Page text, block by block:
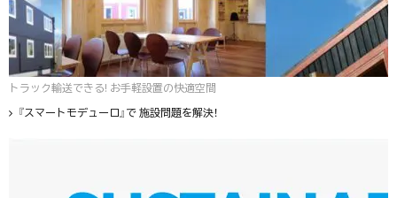
トラック輸送できる! お手軽設置の快適空間
『スマートモデューロ』で 施設問題を解決！